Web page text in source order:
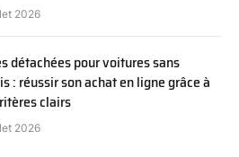
2026
détachées pour voitures sans
: réussir son achat en ligne grâce à
clairs
2026